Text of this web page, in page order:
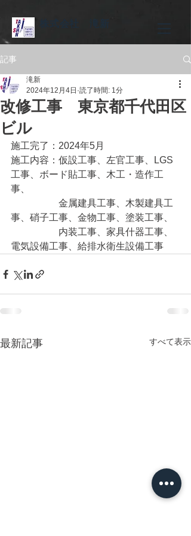
記事
改修工事 東京都千代田区
ビル
滝新
2024年12月4日 読了時間: 1分
施工完了：2024年5月
施工内容：仮設工事、左官工事、LGS
工事、ボード貼工事、木工・造作工
事、
金属建具工事、木製建具工
事、硝子工事、金物工事、塗装工事、
内装工事、家具什器工事、
電気設備工事、給排水衛生設備工事
最新記事 すべて表示